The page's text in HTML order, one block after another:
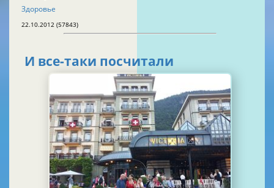
Здоровье
22.10.2012 (57843)
И все-таки посчитали